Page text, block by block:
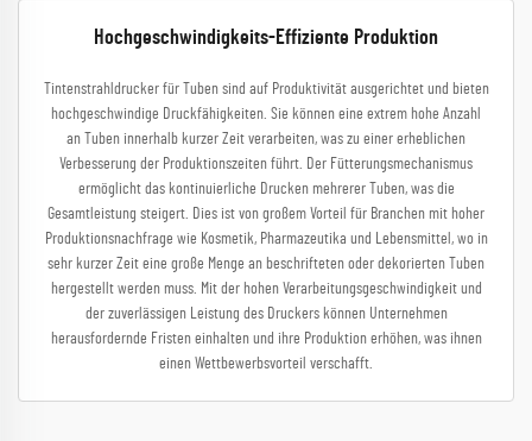
Hochgeschwindigkeits-Effiziente Produktion
Tintenstrahldrucker für Tuben sind auf Produktivität ausgerichtet und bieten
hochgeschwindige Druckfähigkeiten. Sie können eine extrem hohe Anzahl
an Tuben innerhalb kurzer Zeit verarbeiten, was zu einer erheblichen
Verbesserung der Produktionszeiten führt. Der Fütterungsmechanismus
ermöglicht das kontinuierliche Drucken mehrerer Tuben, was die
Gesamtleistung steigert. Dies ist von großem Vorteil für Branchen mit hoher
Produktionsnachfrage wie Kosmetik, Pharmazeutika und Lebensmittel, wo in
sehr kurzer Zeit eine große Menge an beschrifteten oder dekorierten Tuben
hergestellt werden muss. Mit der hohen Verarbeitungsgeschwindigkeit und
der zuverlässigen Leistung des Druckers können Unternehmen
herausfordernde Fristen einhalten und ihre Produktion erhöhen, was ihnen
einen Wettbewerbsvorteil verschafft.